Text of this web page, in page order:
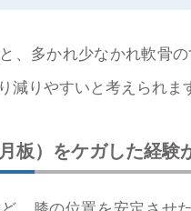
、多かれ少なかれ軟骨
減りやすいと考えられま
板）をケガした経験